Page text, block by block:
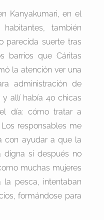
Kanyakumari, en el
también
parecida suerte tras
barrios que Cáritas
la atención ver una
administración de
y allí había 40 chicas
día: cómo tratar a
responsables me
con ayudar a que la
digna si después no
muchas mujeres
pesca, intentaban
formándose para